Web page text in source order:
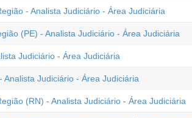
- Analista Judiciário - Área Judiciária
(PE) - Analista Judiciário - Área Judiciária
Judiciário - Área Judiciária
Analista Judiciário - Área Judiciária
(RN) - Analista Judiciário - Área Judiciária